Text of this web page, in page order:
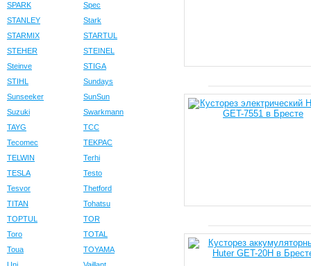
SPARK
Spec
STANLEY
Stark
STARMIX
STARTUL
STEHER
STEINEL
Steinve
STIGA
STIHL
Sundays
Sunseeker
SunSun
Suzuki
Swarkmann
TAYG
TCC
Tecomec
TEKPAC
TELWIN
Terhi
TESLA
Testo
Tesvor
Thetford
TITAN
Tohatsu
TOPTUL
TOR
Toro
TOTAL
Toua
TOYAMA